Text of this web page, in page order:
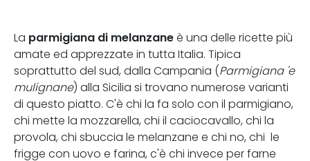
La parmigiana di melanzane è una delle ricette più
amate ed apprezzate in tutta Italia. Tipica
soprattutto del sud, dalla Campania (Parmigiana 'e
mulignane) alla Sicilia si trovano numerose varianti
di questo piatto. C'è chi la fa solo con il parmigiano,
chi mette la mozzarella, chi il caciocavallo, chi la
provola, chi sbuccia le melanzane e chi no, chi le
frigge con uovo e farina, c'è chi invece per farne